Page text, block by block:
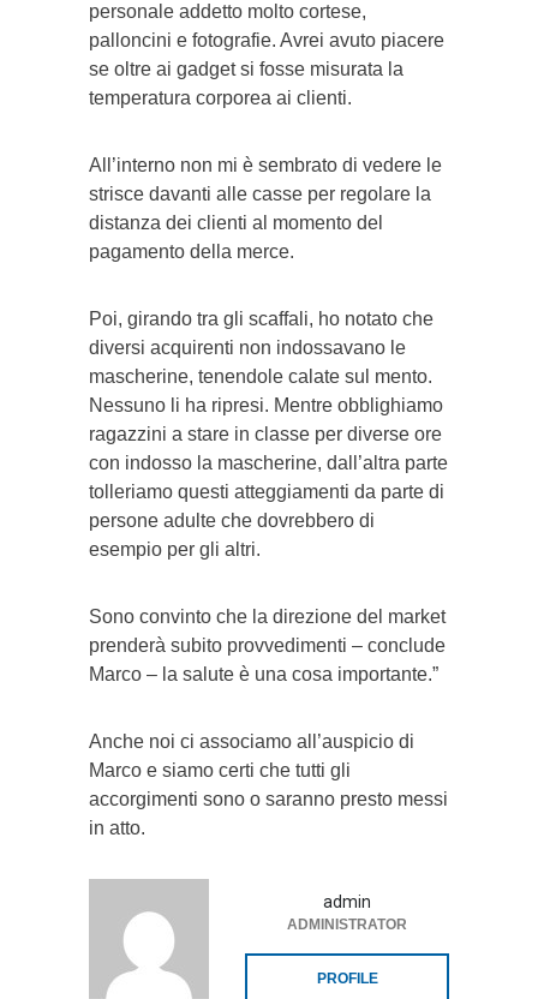
personale addetto molto cortese,
palloncini e fotografie. Avrei avuto piacere
se oltre ai gadget si fosse misurata la
temperatura corporea ai clienti.
All’interno non mi è sembrato di vedere le
strisce davanti alle casse per regolare la
distanza dei clienti al momento del
pagamento della merce.
Poi, girando tra gli scaffali, ho notato che
diversi acquirenti non indossavano le
mascherine, tenendole calate sul mento.
Nessuno li ha ripresi. Mentre obblighiamo
ragazzini a stare in classe per diverse ore
con indosso la mascherine, dall’altra parte
tolleriamo questi atteggiamenti da parte di
persone adulte che dovrebbero di
esempio per gli altri.
Sono convinto che la direzione del market
prenderà subito provvedimenti – conclude
Marco – la salute è una cosa importante.”
Anche noi ci associamo all’auspicio di
Marco e siamo certi che tutti gli
accorgimenti sono o saranno presto messi
in atto.
admin
ADMINISTRATOR
PROFILE